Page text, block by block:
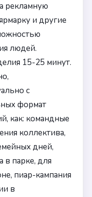
рекламную
и другие
людей.
15-25 минут.
с
формат
как: командные
коллектива,
дней,
в парке, для
пиар-кампания
в